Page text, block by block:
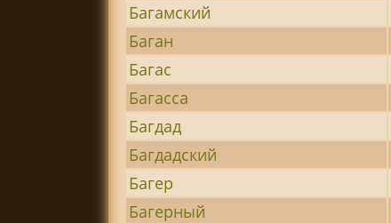
Багамский
Баган
Багас
Багасса
Багдад
Багдадский
Багер
Багерный